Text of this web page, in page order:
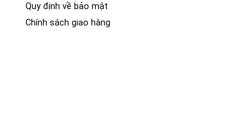
Quy định về bảo mật
Chính sách giao hàng